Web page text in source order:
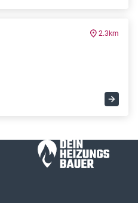
2.3km